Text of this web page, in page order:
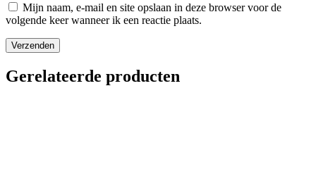
Mijn naam, e-mail en site opslaan in deze browser voor de
volgende keer wanneer ik een reactie plaats.
Gerelateerde producten